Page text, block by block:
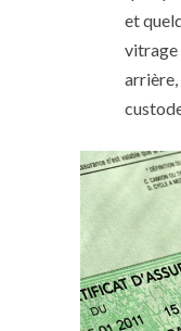
et
vitrage